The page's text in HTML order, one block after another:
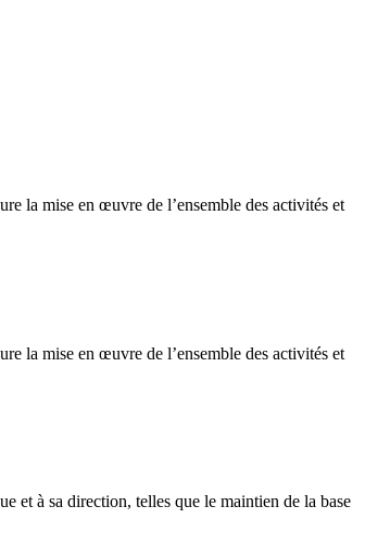
la mise en œuvre de l’ensemble des activités et
la mise en œuvre de l’ensemble des activités et
et à sa direction, telles que le maintien de la base